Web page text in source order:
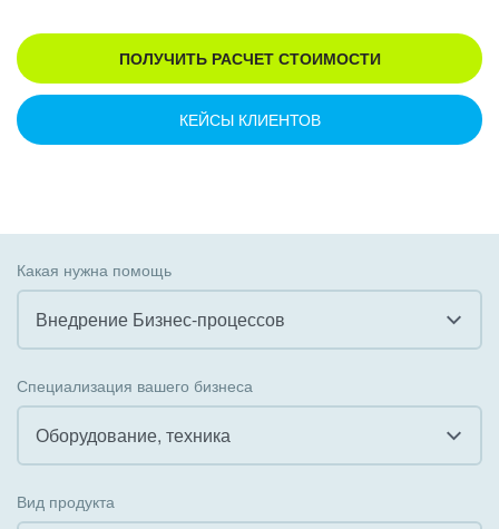
ПОЛУЧИТЬ РАСЧЕТ СТОИМОСТИ
КЕЙСЫ КЛИЕНТОВ
Какая нужна помощь
Внедрение Бизнес-процессов
Внедрение КЭДО
Интеграция с 1С
Специализация вашего бизнеса
Оборудование, техника
Вид продукта